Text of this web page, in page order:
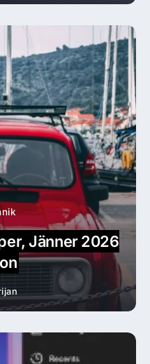
Jänner 2026